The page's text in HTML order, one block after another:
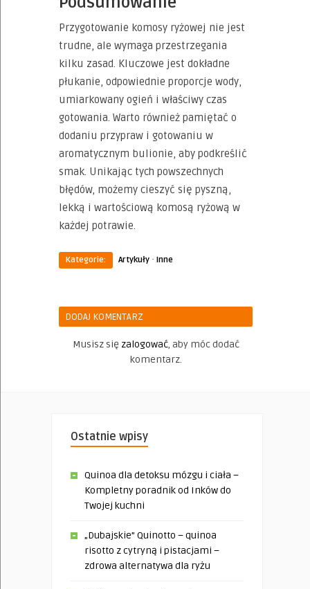
Przygotowanie komosy ryżowej nie jest
trudne, ale wymaga przestrzegania
kilku zasad. Kluczowe jest dokładne
płukanie, odpowiednie proporcje wody,
umiarkowany ogień i właściwy czas
gotowania. Warto również pamiętać o
dodaniu przypraw i gotowaniu w
aromatycznym bulionie, aby podkreślić
smak. Unikając tych powszechnych
błędów, możemy cieszyć się pyszną,
lekką i wartościową komosą ryżową w
każdej potrawie.
Kategorie: Artykuły · Inne
DODAJ KOMENTARZ
Musisz się zalogować, aby móc dodać
komentarz.
Ostatnie wpisy
Quinoa dla detoksu mózgu i ciała –
Kompletny poradnik od Inków do
Twojej kuchni
„Dubajskie” Quinotto – quinoa
risotto z cytryną i pistacjami –
zdrowa alternatywa dla ryżu